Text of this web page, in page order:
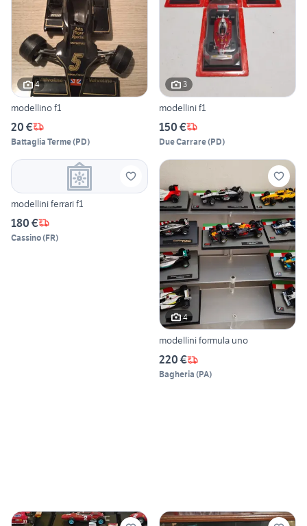
4
modellino f1
20 €
Battaglia Terme(PD)
3
modellini f1
150 €
Due Carrare(PD)
modellini ferrari f1
180 €
Cassino(FR)
4
modellini formula uno
220 €
Bagheria (PA)